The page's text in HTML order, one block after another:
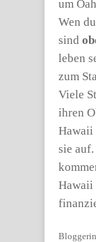
um
Wen
sind
leben
zum
Viele
ihren
Hawaii
sie auf.
Hawaii